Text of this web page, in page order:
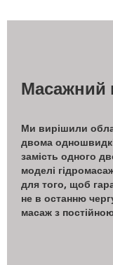
Масажний
Ми вирішили
двома
замість одного
моделі
для того, щоб
не в останню
масаж з